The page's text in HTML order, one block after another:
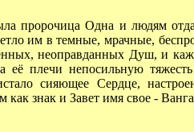
пророчица Одна и людям
им в темные, мрачные,
неоправданных Душ, и
её плечи непосильную
сияющее Сердце,
как знак и Завет имя свое -